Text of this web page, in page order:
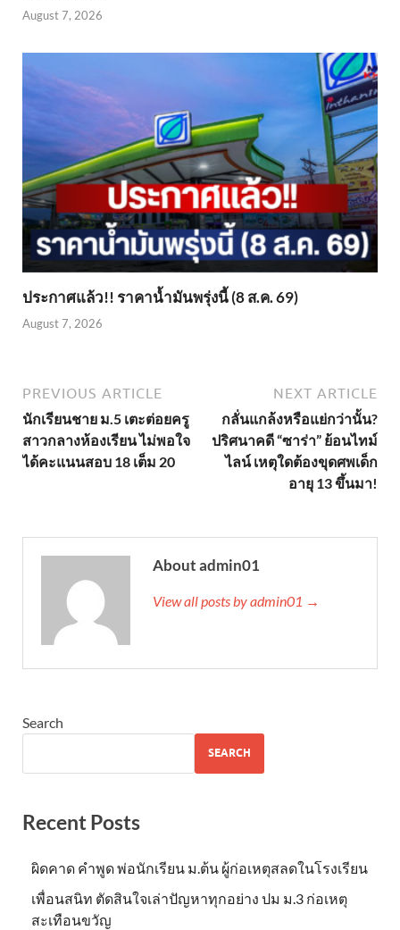
August 7, 2026
ประกาศแล้ว!! ราคาน้ำมันพรุ่งนี้ (8 ส.ค. 69)
August 7, 2026
PREVIOUS ARTICLE
นักเรียนชาย ม.5 เตะต่อยครู
สาวกลางห้องเรียน ไม่พอใจ
ได้คะแนนสอบ 18 เต็ม 20
NEXT ARTICLE
กลั่นแกล้งหรือแย่กว่านั้น?
ปริศนาคดี “ซาร่า” ย้อนไทม์
ไลน์ เหตุใดต้องขุดศพเด็ก
อายุ 13 ขึ้นมา!
About admin01
View all posts by admin01 →
Search
SEARCH
Recent Posts
ผิดคาด คำพูด พ่อนักเรียน ม.ต้น ผู้ก่อเหตุสลดในโรงเรียน
เพื่อนสนิท ตัดสินใจเล่าปัญหาทุกอย่าง ปม ม.3 ก่อเหตุ
สะเทือนขวัญ